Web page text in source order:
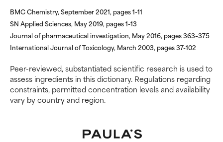
BMC Chemistry, September 2021, pages 1-11
SN Applied Sciences, May 2019, pages 1-13
Journal of pharmaceutical investigation, May 2016, pages 363–375
International Journal of Toxicology, March 2003, pages 37-102
Peer-reviewed, substantiated scientific research is used to
assess ingredients in this dictionary. Regulations regarding
constraints, permitted concentration levels and availability
vary by country and region.
NON USARE
Può causare irritazioni,
infiammazioni, secchezza, ecc.
Può offrire benefici solo in
dimostrato che fa più male che
bene.
NON CLASSIFICATO
un voto a questo ingrediente
perché non abbiamo avuto
NON USARE
Può causare irritazioni,
infiammazioni, secchezza, ecc.
Può offrire benefici solo in
dimostrato che fa più male che
bene.
NON CLASSIFICATO
un voto a questo ingrediente
perché non abbiamo avuto